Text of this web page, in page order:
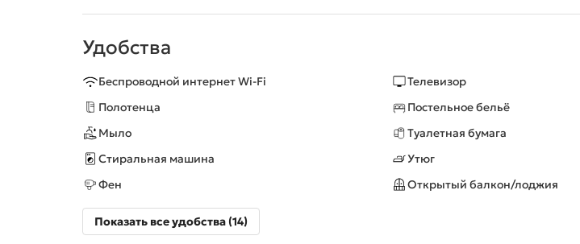
Удобства
Беспроводной интернет Wi-Fi
Телевизор
Полотенца
Постельное бельё
Мыло
Туалетная бумага
Стиральная машина
Утюг
Фен
Открытый балкон/лоджия
Показать все удобства (14)